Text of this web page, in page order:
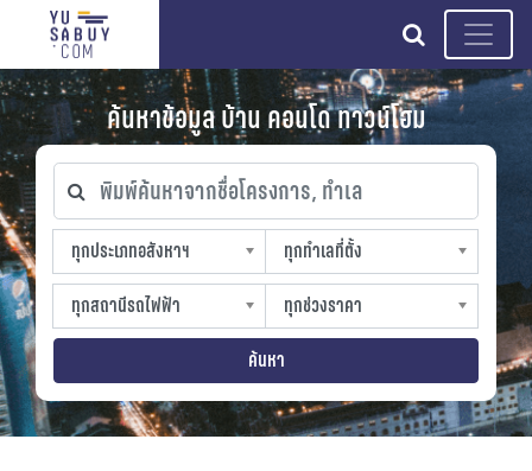
search
ค้นหาข้อมูล บ้าน คอนโด ทาวน์โฮม
พิมพ์ค้นหาจากชื่อโครงการ, ทำเล
ทุกประเภทอสังหาฯ
ทุกประเภทอสังหาฯ
sproperty
ทุกทำเลที่ตั้ง
ทุกทำเลที่ตั้ง
slocation
ทุกสถานีรถไฟฟ้า
ทุกสถานีรถไฟฟ้า
strain-station
ทุกช่วงราคา
ทุกช่วงราคา
sprice
ค้นหา